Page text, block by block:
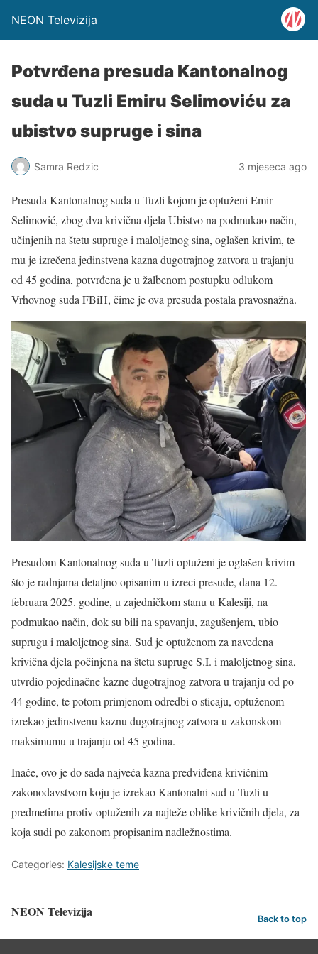
NEON Televizija
Potvrđena presuda Kantonalnog
suda u Tuzli Emiru Selimoviću za
ubistvo supruge i sina
Samra Redzic 3 mjeseca ago
Presuda Kantonalnog suda u Tuzli kojom je optuženi Emir
Selimović, zbog dva krivična djela Ubistvo na podmukao način,
učinjenih na štetu supruge i maloljetnog sina, oglašen krivim, te
mu je izrečena jedinstvena kazna dugotrajnog zatvora u trajanju
od 45 godina, potvrđena je u žalbenom postupku odlukom
Vrhovnog suda FBiH, čime je ova presuda postala pravosnažna.
Presudom Kantonalnog suda u Tuzli optuženi je oglašen krivim
što je radnjama detaljno opisanim u izreci presude, dana 12.
februara 2025. godine, u zajedničkom stanu u Kalesiji, na
podmukao način, dok su bili na spavanju, zagušenjem, ubio
suprugu i maloljetnog sina. Sud je optuženom za navedena
krivična djela počinjena na štetu supruge S.I. i maloljetnog sina,
utvrdio pojedinačne kazne dugotrajnog zatvora u trajanju od po
44 godine, te potom primjenom odredbi o sticaju, optuženom
izrekao jedinstvenu kaznu dugotrajnog zatvora u zakonskom
maksimumu u trajanju od 45 godina.
Inače, ovo je do sada najveća kazna predviđena krivičnim
zakonodavstvom koju je izrekao Kantonalni sud u Tuzli u
predmetima protiv optuženih za najteže oblike krivičnih djela, za
koja sudi po zakonom propisanim nadležnostima.
Categories: Kalesijske teme
NEON Televizija Back to top